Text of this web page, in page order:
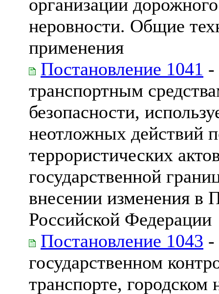
организации
неровности. Общие
применения
Постановление 1041 -
транспортным
безопасности,
неотложных действий
террористических
государственной
внесении изменения в
Российской Федерации
Постановление 1043 -
государственном
транспорте, городском